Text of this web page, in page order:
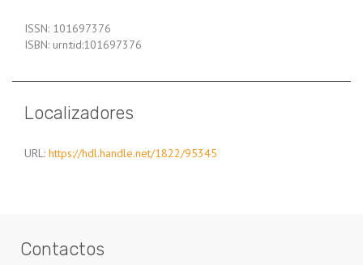
ISSN: 101697376
ISBN: urn:tid:101697376
Localizadores
URL: https://hdl.handle.net/1822/95345
Contactos